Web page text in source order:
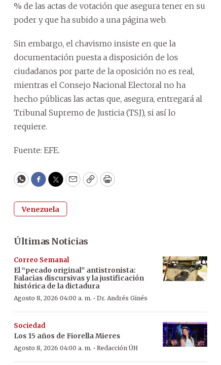
% de las actas de votación que asegura tener en su
poder y que ha subido a una página web.
Sin embargo, el chavismo insiste en que la
documentación puesta a disposición de los
ciudadanos por parte de la oposición no es real,
mientras el Consejo Nacional Electoral no ha
hecho públicas las actas que, asegura, entregará al
Tribunal Supremo de Justicia (TSJ), si así lo
requiere.
Fuente: EFE.
WhatsApp
Facebook
Twitter
EmailCopyPrint
Venezuela
Últimas Noticias
Correo Semanal
El “pecado original” antistronista:
Falacias discursivas y la justificación
histórica de la dictadura
Agosto 8, 2026 04:00 a. m. · Dr. Andrés Ginés
Sociedad
Los 15 años de Fiorella Mieres
Agosto 8, 2026 04:00 a. m. · Redacción ÚH